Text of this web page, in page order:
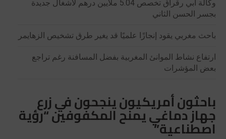
وكالة أبي رقراق تخصص 5.04 ملايين درهم لأشغال جديدة
بجسر الحسن الثاني
باحث مغربي يقود إنجازًا علميًا قد يغير طرق تشخيص الزهايمر
ارتفاع نشاط الموانئ المغربية بفضل المسافنة رغم تراجع
بعض المؤشرات
باحثون أمريكيون ينجحون في زرع
جهاز دماغي يمنح المكفوفين “رؤية
اصطناعية”